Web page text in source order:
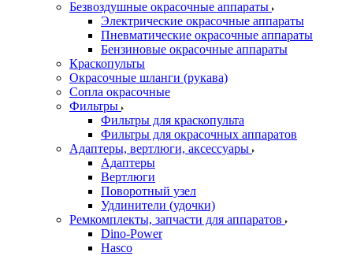
Безвоздушные окрасочные аппараты
Электрические окрасочные аппараты
Пневматические окрасочные аппараты
Бензиновые окрасочные аппараты
Краскопульты
Окрасочные шланги (рукава)
Сопла окрасочные
Фильтры
Фильтры для краскопульта
Фильтры для окрасочных аппаратов
Адаптеры, вертлюги, аксессуары
Адаптеры
Вертлюги
Поворотный узел
Удлинители (удочки)
Ремкомплекты, запчасти для аппаратов
Dino-Power
Hasco